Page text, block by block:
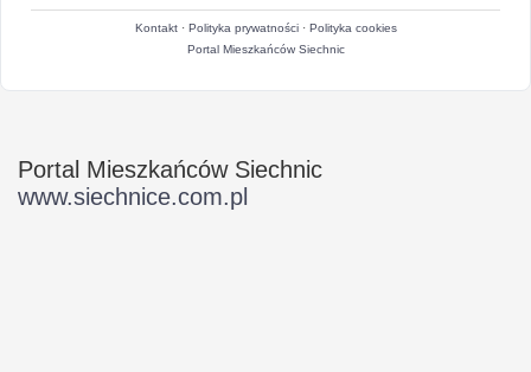
Kontakt· Polityka prywatności· Polityka cookies
Portal Mieszkańców Siechnic
Portal Mieszkańców Siechnic
www.siechnice.com.pl